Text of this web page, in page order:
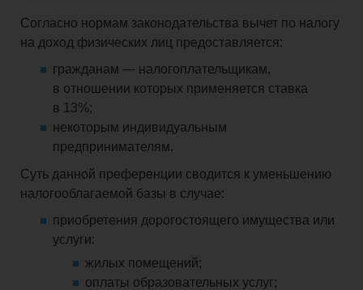
Согласно нормам законодательства вычет по налогу
на доход физических лиц предоставляется:
гражданам — налогоплательщикам,
в отношении которых применяется ставка
в 13%;
некоторым индивидуальным
предпринимателям.
Суть данной преференции сводится к уменьшению
налогооблагаемой базы в случае:
приобретения дорогостоящего имущества или
услуги:
жилых помещений;
оплаты образовательных услуг;